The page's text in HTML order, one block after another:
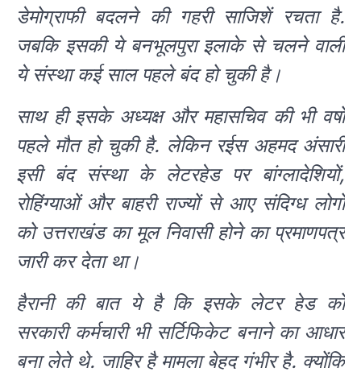
डेमोग्राफी बदलने की गहरी साजिशें रचता है.
जबकि इसकी ये बनभूलपुरा इलाके से चलने वाली
ये संस्था कई साल पहले बंद हो चुकी है।
साथ ही इसके अध्यक्ष और महासचिव की भी वर्षों
पहले मौत हो चुकी है. लेकिन रईस अहमद अंसारी
इसी बंद संस्था के लेटरहेड पर बांग्लादेशियों,
रोहिंग्याओं और बाहरी राज्यों से आए संदिग्ध लोगों
को उत्तराखंड का मूल निवासी होने का प्रमाणपत्र
जारी कर देता था।
हैरानी की बात ये है कि इसके लेटर हेड को
सरकारी कर्मचारी भी सर्टिफिकेट बनाने का आधार
बना लेते थे. जाहिर है मामला बेहद गंभीर है. क्योंकि